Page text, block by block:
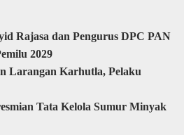
Rajasa dan Pengurus DPC PAN
2029
Larangan Karhutla, Pelaku
Tata Kelola Sumur Minyak